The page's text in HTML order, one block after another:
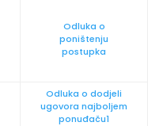
Odluka o
poništenju
postupka
Odluka o dodjeli
ugovora najboljem
ponuđaču1